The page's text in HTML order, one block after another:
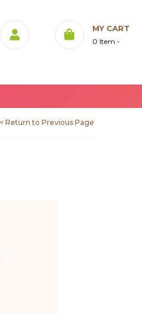
MY CART
0 Item
Return to Previous Page